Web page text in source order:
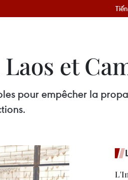
et
pour empêcher la